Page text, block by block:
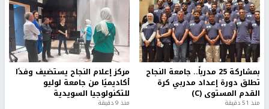
بمشاركة 25 مدرباً.. جامعة النجاح
تطلق دورة إعداد مدربي كرة
القدم المستوى (C)
منذ 51 دقيقة
مركز إعلام النجاح يستضيف وفدًا
أكاديميًا من جامعة لوليو
للتكنولوجيا السويدية
منذ 9 دقيقة